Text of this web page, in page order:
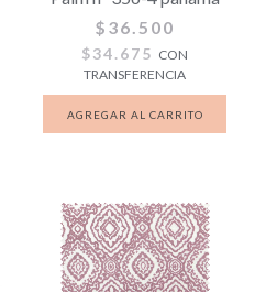
$36.500
$34.675 CON
TRANSFERENCIA